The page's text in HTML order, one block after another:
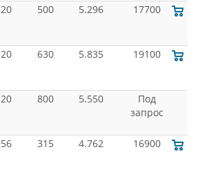
20 500 5.296 17700
20 630 5.835 19100
20 800 5.550
Под
запрос
56 315 4.762 16900